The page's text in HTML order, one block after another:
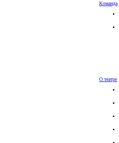
Команда
О театре